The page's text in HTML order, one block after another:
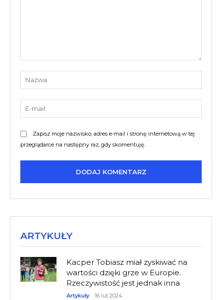
Zapisz moje nazwisko, adres e-mail i stronę internetową w tej
przeglądarce na następny raz, gdy skomentuję.
ARTYKUŁY
Kacper Tobiasz miał zyskiwać na
wartości dzięki grze w Europie.
Rzeczywistość jest jednak inna
Artykuły 16 lut 2024